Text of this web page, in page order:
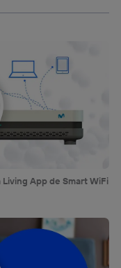
App de Smart WiFi